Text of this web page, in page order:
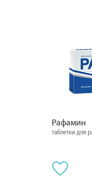
Рафамин
таблетки для